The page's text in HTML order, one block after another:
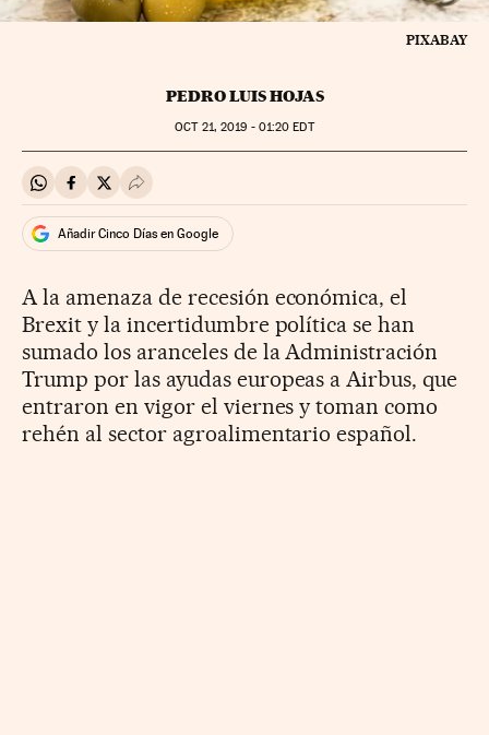
PIXABAY
PEDRO LUIS HOJAS
OCT21, 2019 - 01:20 EDT
Compartir en Whatsapp
Compartir en Facebook
Compartir en Twitter
Desplegar Redes Sociales
Añadir Cinco Días en Google
A la amenaza de recesión económica, el
Brexit y la incertidumbre política se han
sumado los aranceles de la Administración
Trump por las ayudas europeas a Airbus, que
entraron en vigor el viernes y toman como
rehén al sector agroalimentario español.